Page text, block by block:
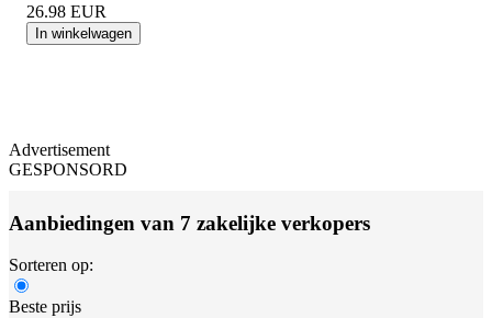
26.98 EUR
In winkelwagen
Advertisement
GESPONSORD
Aanbiedingen van 7 zakelijke verkopers
Sorteren op:
Beste prijs